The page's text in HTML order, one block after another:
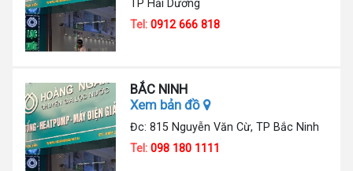
TP Hải Dương
Tel:0912 666 818
BẮC NINH
Xem bản đồ
Đc: 815 Nguyễn Văn Cừ, TP Bắc Ninh
Tel:098 180 1111